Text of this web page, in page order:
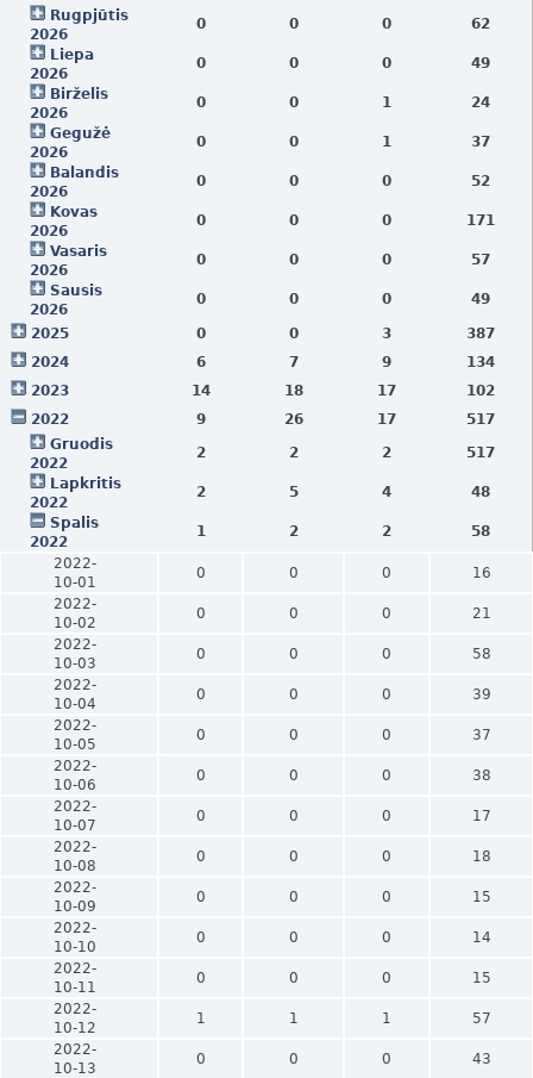
Rugpjūtis
2026
0 0 0
62
Liepa
2026
0 0 0
49
Birželis
2026
0 0 1
24
Gegužė
2026
0 0 1
37
Balandis
2026
0 0 0
52
Kovas
2026
0 0 0
171
Vasaris
2026
0 0 0
57
Sausis
2026
0 0 0
49
2025
0 0 3
387
2024
6 7 9
134
2023
14 18 17
102
2022
9 26 17
517
Gruodis
2022
2 2 2
517
Lapkritis
2022
2 5 4
48
Spalis
2022
1 2 2
58
2022-
10-01
0 0 0
16
2022-
10-02
0 0 0
21
2022-
10-03
0 0 0
58
2022-
10-04
0 0 0
39
2022-
10-05
0 0 0
37
2022-
10-06
0 0 0
38
2022-
10-07
0 0 0
17
2022-
10-08
0 0 0
18
2022-
10-09
0 0 0
15
2022-
10-10
0 0 0
14
2022-
10-11
0 0 0
15
2022-
10-12
1 1 1
57
2022-
10-13
0 0 0
43